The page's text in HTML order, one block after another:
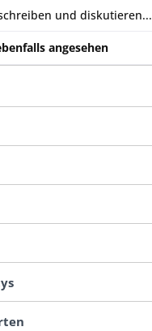
und diskutieren...
angesehen